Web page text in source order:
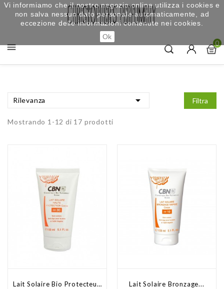
 0
Rilevanza  Filtra
Mostrando 1-12 di 17 prodotti
Lait Solaire Bio Protecteur... Lait Solaire Bronzage...
Vi informiamo che il nostro negozio online utilizza i cookies e
non salva nessun dato personale automaticamente, ad
eccezione delle informazioni contenute nei cookies.
Ok